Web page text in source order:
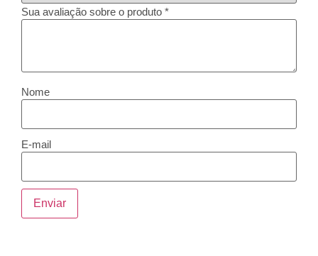
Sua avaliação sobre o produto *
Nome
E-mail